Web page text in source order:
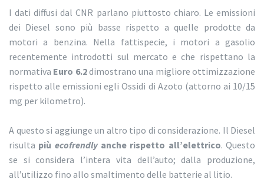
I dati diffusi dal CNR parlano piuttosto chiaro. Le emissioni
dei Diesel sono più basse rispetto a quelle prodotte da
motori a benzina. Nella fattispecie, i motori a gasolio
recentemente introdotti sul mercato e che rispettano la
normativa Euro 6.2dimostrano una migliore ottimizzazione
rispetto alle emissioni egli Ossidi di Azoto (attorno ai 10/15
mg per kilometro).
A questo si aggiunge un altro tipo di considerazione. Il Diesel
risulta più ecofrendlyanche rispetto all’elettrico. Questo
se si considera l’intera vita dell’auto; dalla produzione,
all’utilizzo fino allo smaltimento delle batterie al litio.